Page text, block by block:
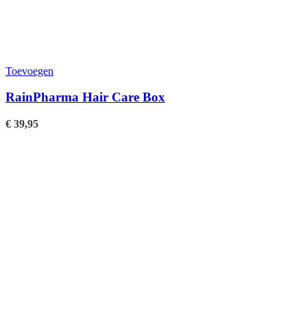
Toevoegen
RainPharma Hair Care Box
€ 39,95